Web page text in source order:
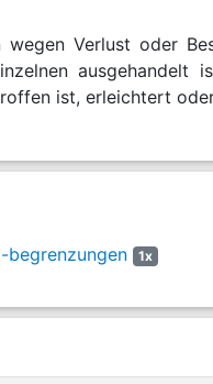
wegen Verlust oder
ist, erleichtert
begrenzungen 1x